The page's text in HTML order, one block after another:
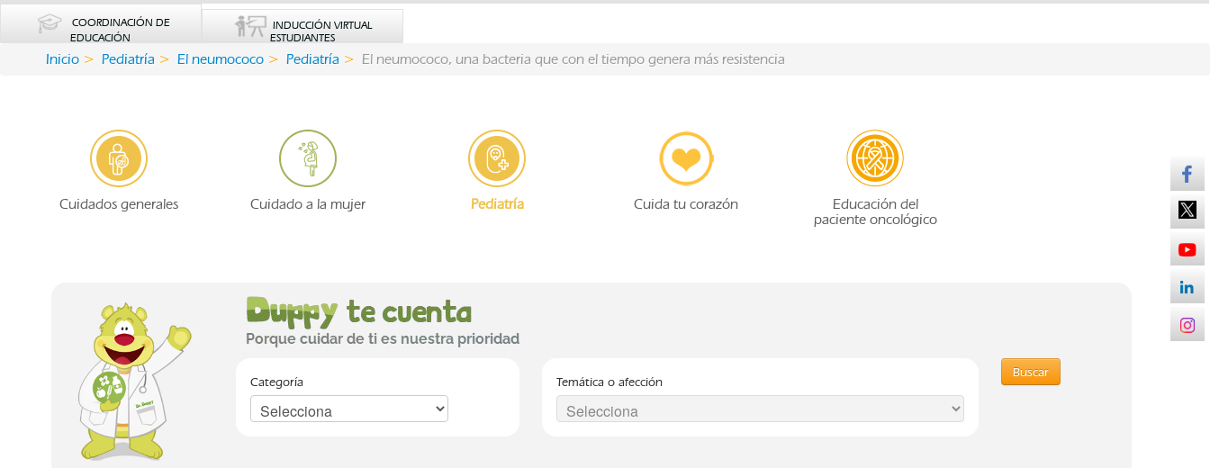
COORDINACIÓN DE
EDUCACIÓN
INDUCCIÓN VIRTUAL
ESTUDIANTES
Inicio Pediatría El neumococo Pediatría El neumococo, una bacteria que con el tiempo genera más resistencia
Cuidados generales Cuidado a la mujer Pediatría Cuida tu corazón
Educación del
paciente oncológico
Categoría Temática o afección
Buscar